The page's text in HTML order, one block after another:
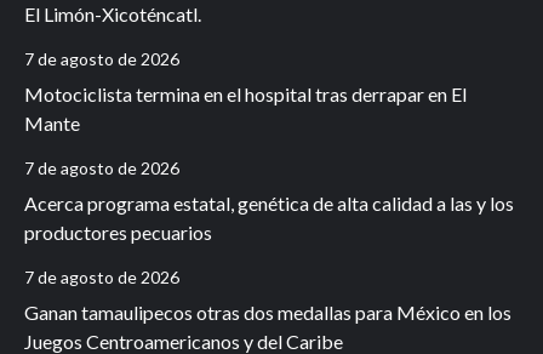
El Limón-Xicoténcatl.
7 de agosto de 2026
Motociclista termina en el hospital tras derrapar en El
Mante
7 de agosto de 2026
Acerca programa estatal, genética de alta calidad a las y los
productores pecuarios
7 de agosto de 2026
Ganan tamaulipecos otras dos medallas para México en los
Juegos Centroamericanos y del Caribe